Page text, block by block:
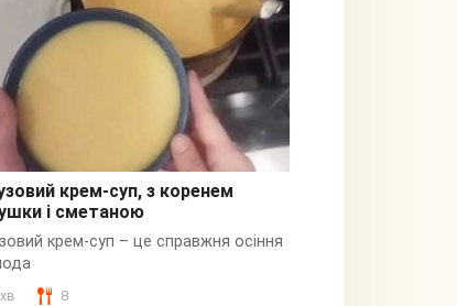
крем-суп, з коренем
і сметаною
крем-суп – це справжня осіння
8